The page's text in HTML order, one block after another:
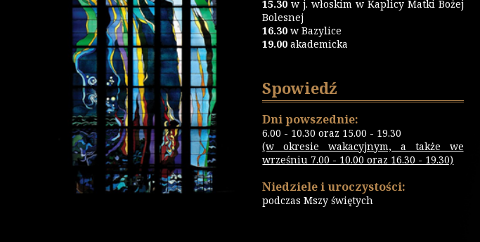
15.30 w j. włoskim w Kaplicy Matki Bożej
Bolesnej
16.30w Bazylice
19.00akademicka
Spowiedź
Dni powszednie:
6.00 - 10.30 oraz 15.00 - 19.30
(w okresie wakacyjnym, a także we
wrześniu 7.00 - 10.00 oraz 16.30 - 19.30)
Niedziele i uroczystości:
podczas Mszy świętych